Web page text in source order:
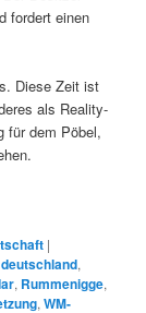
fordert einen
Diese Zeit ist
als Reality-
für dem Pöbel,
|
deutschland,
, Rummenigge,
,WM-